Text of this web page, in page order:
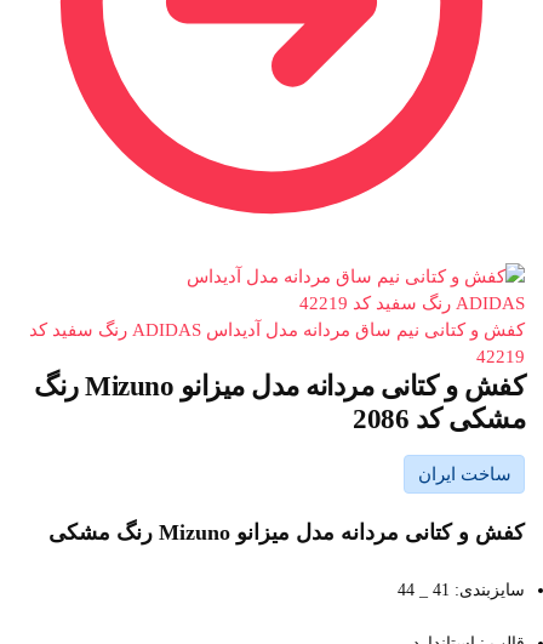
کفش و کتانی نیم ساق مردانه مدل آدیداس ADIDAS رنگ سفید کد
42219
کفش و کتانی مردانه مدل میزانو Mizuno رنگ
مشکی کد 2086
ساخت ایران
کفش و کتانی مردانه مدل میزانو Mizuno رنگ مشکی
سایزبندی: 41 _ 44